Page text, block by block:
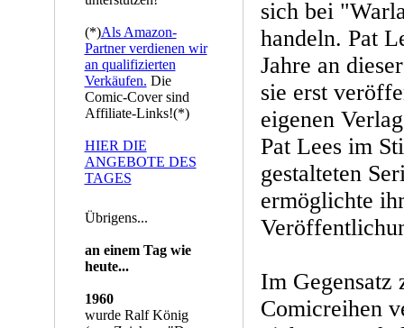
(*)Als Amazon-
Partner verdienen wir
an qualifizierten
Verkäufen. Die
Comic-Cover sind
Affiliate-Links!(*)
HIER DIE
ANGEBOTE DES
TAGES
Übrigens...
an einem Tag wie
heute...
1960
wurde Ralf König
sich bei
handeln. Pat
Jahre an
sie erst
eigenen
Pat Lees im
gestalteten
ermöglichte
Im Gegensatz
Comicreihen